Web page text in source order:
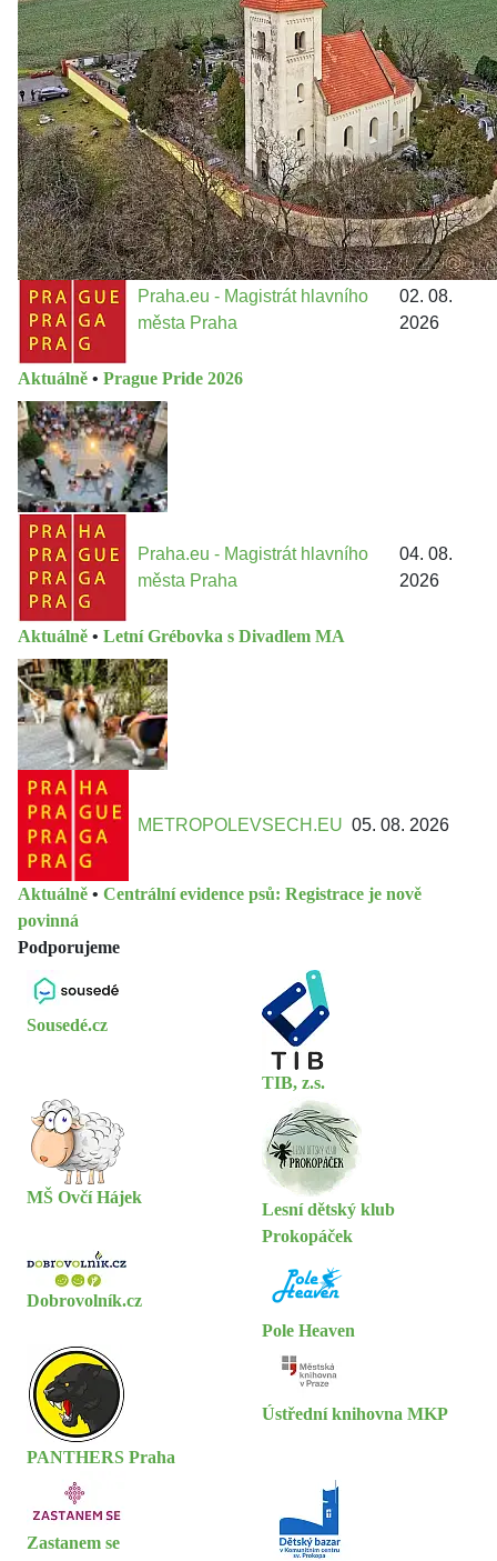
městě
Jakými nástroji navrhujete vstupovat z pozice ÚMČ Praha
13 do procesů developerské výstavby např. v lokalitě
Třebonice a Chaby, kterou umožňuje nově schválený
Metropolitn...
Praha.eu - Magistrát hlavního
města Praha
02. 08.
2026
Aktuálně • Prague Pride 2026
Praha.eu - Magistrát hlavního
města Praha
04. 08.
2026
Aktuálně • Letní Grébovka s Divadlem MA
METROPOLEVSECH.EU 05. 08. 2026
Aktuálně • Centrální evidence psů: Registrace je nově
povinná
Podporujeme
Sousedé.cz
TIB, z.s.
MŠ Ovčí Hájek
Lesní dětský klub
Prokopáček
Dobrovolník.cz
Pole Heaven
PANTHERS Praha
Ústřední knihovna MKP
Zastanem se